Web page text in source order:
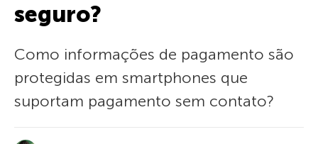
seguro?
Como informações de pagamento são
protegidas em smartphones que
suportam pagamento sem contato?